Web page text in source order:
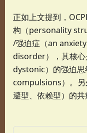
正如上文提到，
构（personality
/强迫症（an
disorder），其核
dystonic）的强迫
compulsions）。另
避型、依赖型）的共